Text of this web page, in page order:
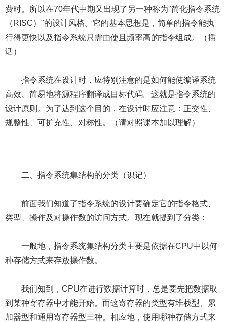
费时。所以在70年代中期又出现了另一种称为"简化指令系统
（RISC）"的设计风格。它的基本思想是，简单的指令能执
行得更快以及指令系统只需由使且频率高的指令组成。（插
话）
指令系统在设计时，应特别注意的是如何能使编译系统
高效、简易地将源程序翻译成目标代码。这就是指令系统的
设计原则。为了达到这个目的，在设计时应注意：正交性、
规整性、可扩充性、对称性。（请对照课本加以理解）
二、指令系统集结构的分类（识记）
前面我们知道了指令系统的设计要确定它的指令格式、
类型、操作及对操作数的访问方式。现在就提到了分类：
一般地，指令系统集结构分类主要是依据在CPU中以何
种存储方式来存放操作数。
我们知到，CPU在进行数据计算时，总是要先把数据取
到某种寄存器中才能开始。而这寄存器的类型有堆栈型、累
加器型和通用寄存器型三种。相应地，使用哪种存储方式来